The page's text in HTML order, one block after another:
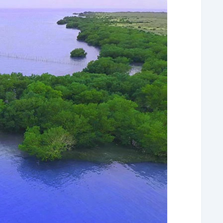
کاروان‌سرای تقی‌خانی؛ یادگاری از دوران صفویه
چشمه آب گرم لشتان؛ شکافی از دل سنگ‌های
رستوران گارگوپ؛ طعم لذیذ غذاهای جنوبی
جزیره زیبای وارمی؛ منظره جزر و مد بی‌نظیر
کلبه کالانگار؛ کلبه‌ای رویایی و شناور
بازار سنتی؛ با الهام از بازار وکیل شیراز
آب و هوای بندر خمیر؛ بهترین زمان بازدید
اقامت در بندر خمیر؛ سفری به بهشت ایران